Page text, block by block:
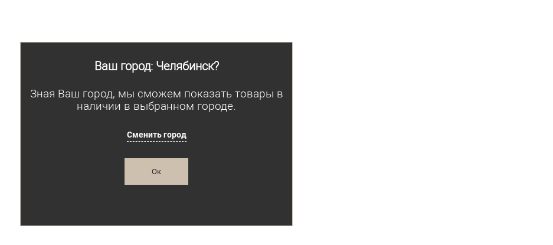
Ваш город: Челябинск?
Зная Ваш город, мы сможем показать товары в
наличии в выбранном городе.
Сменить город
Ок